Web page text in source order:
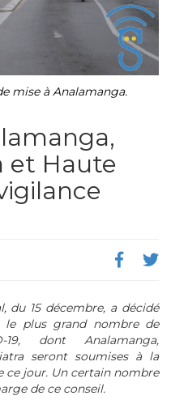
mise à Analamanga.
et Haute
du 15 décembre, a décidé
plus grand nombre de
dont Analamanga,
seront soumises à la
ce jour. Un certain nombre
de ce conseil.